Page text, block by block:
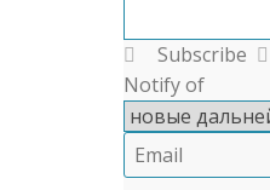
Subscribe
Notify of